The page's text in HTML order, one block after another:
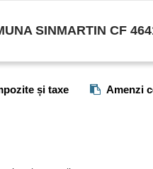
SINMARTIN CF
și taxe Amenzi